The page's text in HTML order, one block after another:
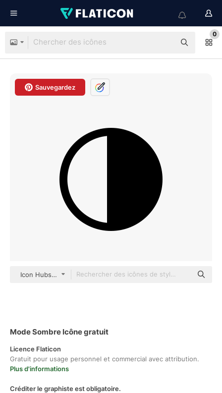
0
Sauvegardez
Icon Hubs Glyph
Mode Sombre Icône gratuit
Licence Flaticon
Gratuit pour usage personnel et commercial avec attribution.
Plus d'informations
Créditer le graphiste est obligatoire.